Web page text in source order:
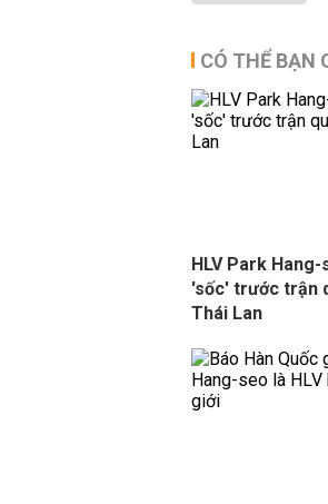
CÓ THỂ BẠN
HLV Park
'sốc' trước trận
Thái Lan